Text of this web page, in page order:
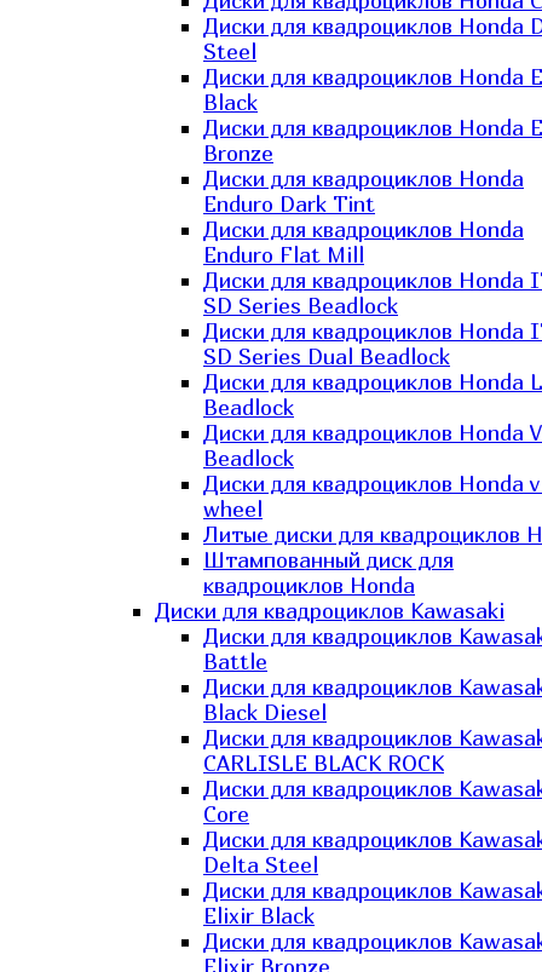
Диски для квадроциклов Honda
Steel
Диски для квадроциклов Honda
Black
Диски для квадроциклов Honda
Bronze
Диски для квадроциклов Honda
Enduro Dark Tint
Диски для квадроциклов Honda
Enduro Flat Mill
Диски для квадроциклов Honda
SD Series Beadlock
Диски для квадроциклов Honda
SD Series Dual Beadlock
Диски для квадроциклов Honda
Beadlock
Диски для квадроциклов Honda
Beadlock
Диски для квадроциклов Honda
wheel
Литые диски для квадроциклов
Штампованный диск для
квадроциклов Honda
Диски для квадроциклов Kawasaki
Диски для квадроциклов
Battle
Диски для квадроциклов
Black Diesel
Диски для квадроциклов
CARLISLE BLACK ROCK
Диски для квадроциклов
Core
Диски для квадроциклов
Delta Steel
Диски для квадроциклов
Elixir Black
Диски для квадроциклов
Elixir Bronze